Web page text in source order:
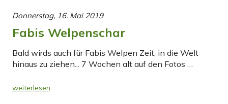
Donnerstag, 16. Mai 2019
Fabis Welpenschar
Bald wirds auch für Fabis Welpen Zeit, in die Welt
hinaus zu ziehen... 7 Wochen alt auf den Fotos …
weiterlesen